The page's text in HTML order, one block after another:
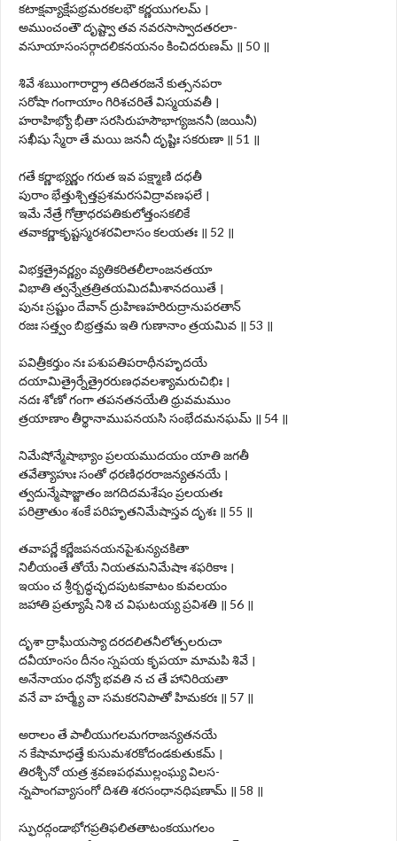
కటాక్షవ్యాక్షేపభ్రమరకలభౌ కర్ణయుగలమ్ ।
అముంచంతౌ దృష్ట్వా తవ నవరసాస్వాదతరలా-
వసూయాసంసర్గాదలికనయనం కించిదరుణమ్ ॥ 50 ॥
శివే శ‍ఋంగారార్ద్రా తదితరజనే కుత్సనపరా
సరోషా గంగాయాం గిరిశచరితే విస్మయవతీ ।
హరాహిభ్యో భీతా సరసిరుహసౌభాగ్యజననీ (జయినీ)
సఖీషు స్మేరా తే మయి జననీ దృష్టిః సకరుణా ॥ 51 ॥
గతే కర్ణాభ్యర్ణం గరుత ఇవ పక్ష్మాణి దధతీ
పురాం భేత్తుశ్చిత్తప్రశమరసవిద్రావణఫలే ।
ఇమే నేత్రే గోత్రాధరపతికులోత్తంసకలికే
తవాకర్ణాకృష్టస్మరశరవిలాసం కలయతః ॥ 52 ॥
విభక్తత్రైవర్ణ్యం వ్యతికరితలీలాంజనతయా
విభాతి త్వన్నేత్రత్రితయమిదమీశానదయితే ।
పునః స్రష్టుం దేవాన్ ద్రుహిణహరిరుద్రానుపరతాన్
రజః సత్త్వం బిభ్రత్తమ ఇతి గుణానాం త్రయమివ ॥ 53 ॥
పవిత్రీకర్తుం నః పశుపతిపరాధీనహృదయే
దయామిత్రైర్నేత్రైరరుణధవలశ్యామరుచిభిః ।
నదః శోణో గంగా తపనతనయేతి ధ్రువమముం
త్రయాణాం తీర్థానాముపనయసి సంభేదమనఘమ్ ॥ 54 ॥
నిమేషోన్మేషాభ్యాం ప్రలయముదయం యాతి జగతీ
తవేత్యాహుః సంతో ధరణిధరరాజన్యతనయే ।
త్వదున్మేషాజ్జాతం జగదిదమశేషం ప్రలయతః
పరిత్రాతుం శంకే పరిహృతనిమేషాస్తవ దృశః ॥ 55 ॥
తవాపర్ణే కర్ణేజపనయనపైశున్యచకితా
నిలీయంతే తోయే నియతమనిమేషాః శఫరికాః ।
ఇయం చ శ్రీర్బద్ధచ్ఛదపుటకవాటం కువలయం
జహాతి ప్రత్యూషే నిశి చ విఘటయ్య ప్రవిశతి ॥ 56 ॥
దృశా ద్రాఘీయస్యా దరదలితనీలోత్పలరుచా
దవీయాంసం దీనం స్నపయ కృపయా మామపి శివే ।
అనేనాయం ధన్యో భవతి న చ తే హానిరియతా
వనే వా హర్మ్యే వా సమకరనిపాతో హిమకరః ॥ 57 ॥
అరాలం తే పాలీయుగలమగరాజన్యతనయే
న కేషామాధత్తే కుసుమశరకోదండకుతుకమ్ ।
తిరశ్చీనో యత్ర శ్రవణపథముల్లంఘ్య విలస-
న్నపాంగవ్యాసంగో దిశతి శరసంధానధిషణామ్ ॥ 58 ॥
స్ఫురద్గండాభోగప్రతిఫలితతాటంకయుగలం